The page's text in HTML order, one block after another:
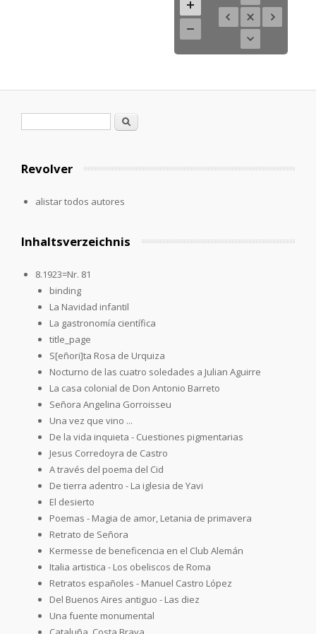
Formulario de búsqueda
Buscar
Revolver
alistar todos autores
Inhaltsverzeichnis
8.1923=Nr. 81
binding
La Navidad infantil
La gastronomía científica
title_page
S[eñori]ta Rosa de Urquiza
Nocturno de las cuatro soledades a Julian Aguirre
La casa colonial de Don Antonio Barreto
Señora Angelina Gorroisseu
Una vez que vino ...
De la vida inquieta - Cuestiones pigmentarias
Jesus Corredoyra de Castro
A través del poema del Cid
De tierra adentro - La iglesia de Yavi
El desierto
Poemas - Magia de amor, Letania de primavera
Retrato de Señora
Kermesse de beneficencia en el Club Alemán
Italia artistica - Los obeliscos de Roma
Retratos españoles - Manuel Castro López
Del Buenos Aires antiguo - Las diez
Una fuente monumental